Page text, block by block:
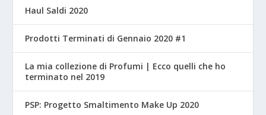
Haul Saldi 2020
Prodotti Terminati di Gennaio 2020 #1
La mia collezione di Profumi | Ecco quelli che ho
terminato nel 2019
PSP: Progetto Smaltimento Make Up 2020